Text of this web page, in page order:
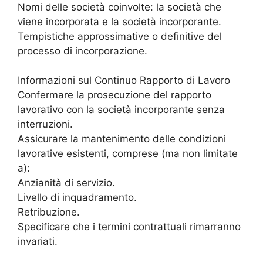
Nomi delle società coinvolte: la società che
viene incorporata e la società incorporante.
Tempistiche approssimative o definitive del
processo di incorporazione.
Informazioni sul Continuo Rapporto di Lavoro
Confermare la prosecuzione del rapporto
lavorativo con la società incorporante senza
interruzioni.
Assicurare la mantenimento delle condizioni
lavorative esistenti, comprese (ma non limitate
a):
Anzianità di servizio.
Livello di inquadramento.
Retribuzione.
Specificare che i termini contrattuali rimarranno
invariati.